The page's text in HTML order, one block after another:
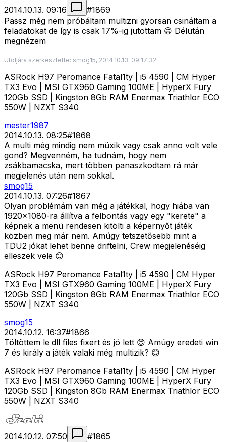
2014.10.13. 09:16
#1869
Passz még nem próbáltam multizni gyorsan csináltam a
feladatokat de így is csak 17%-ig jutottam 😄 Délután
megnézem
Utoljára szerkesztette: smog15, 2014.10.13. 09:17:32
ASRock H97 Peromance Fatal1ty | i5 4590 | CM Hyper
TX3 Evo | MSI GTX960 Gaming 100ME | HyperX Fury
120Gb SSD | Kingston 8Gb RAM Enermax Triathlor ECO
550W | NZXT S340
mester1987
2014.10.13. 08:25#1868
A multi még mindig nem müxik vagy csak anno volt vele
gond? Megvenném, ha tudnám, hogy nem
zsákbamacska, mert többen panaszkodtam rá már
megjelenés után nem sokkal.
smog15
2014.10.13. 07:26#1867
Olyan problémám van még a játékkal, hogy hiába van
1920x1080-ra állítva a felbontás vagy egy "kerete" a
képnek a menü rendesen kitölti a képernyőt játék
közben meg már nem. Amúgy tetszetősebb mint a
TDU2 jókat lehet benne driftelni, Crew megjelenéséig
elleszek vele 😊
ASRock H97 Peromance Fatal1ty | i5 4590 | CM Hyper
TX3 Evo | MSI GTX960 Gaming 100ME | HyperX Fury
120Gb SSD | Kingston 8Gb RAM Enermax Triathlor ECO
550W | NZXT S340
smog15
2014.10.12. 16:37#1866
Töltöttem le dll files fixert és jó lett 😊 Amúgy eredeti win
7 és király a játék valaki még multizik? 😊
ASRock H97 Peromance Fatal1ty | i5 4590 | CM Hyper
TX3 Evo | MSI GTX960 Gaming 100ME | HyperX Fury
120Gb SSD | Kingston 8Gb RAM Enermax Triathlor ECO
550W | NZXT S340
2014.10.12. 07:50 #1865